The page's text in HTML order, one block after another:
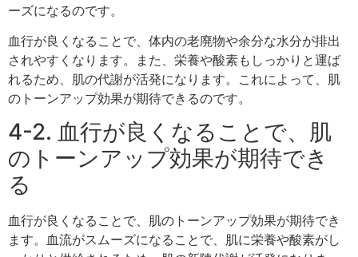
ーズになるのです。
血行が良くなることで、体内の老廃物や余分な水分が排出
されやすくなります。また、栄養や酸素もしっかりと運ば
れるため、肌の代謝が活発になります。これによって、肌
のトーンアップ効果が期待できるのです。
4-2. 血行が良くなることで、肌
のトーンアップ効果が期待でき
る
血行が良くなることで、肌のトーンアップ効果が期待でき
ます。血流がスムーズになることで、肌に栄養や酸素がし